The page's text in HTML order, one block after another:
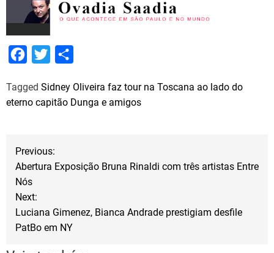
c
e
o
k
i
t
r
a
r
Tagged Sidney Oliveira faz tour na Toscana ao lado do
eterno capitão Dunga e amigos
NPrevious:
Abertura Exposição Bruna Rinaldi com três artistas Entre
Nós
Next:
Luciana Gimenez, Bianca Andrade prestigiam desfile
PatBo em NY